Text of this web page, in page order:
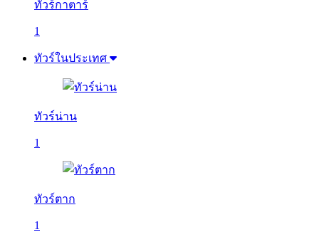
ทัวร์กาตาร์
1
ทัวร์ในประเทศ
ทัวร์น่าน
1
ทัวร์ตาก
1